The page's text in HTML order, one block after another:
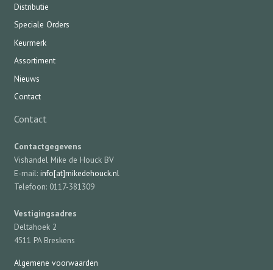
Distributie
Speciale Orders
Keurmerk
Assortiment
Nieuws
Contact
Contact
Contactgegevens
Vishandel Mike de Houck BV
E-mail: info[at]mikedehouck.nl
Telefoon: 0117-381309
Vestigingsadres
Deltahoek 2
4511 PA Breskens
Algemene voorwaarden